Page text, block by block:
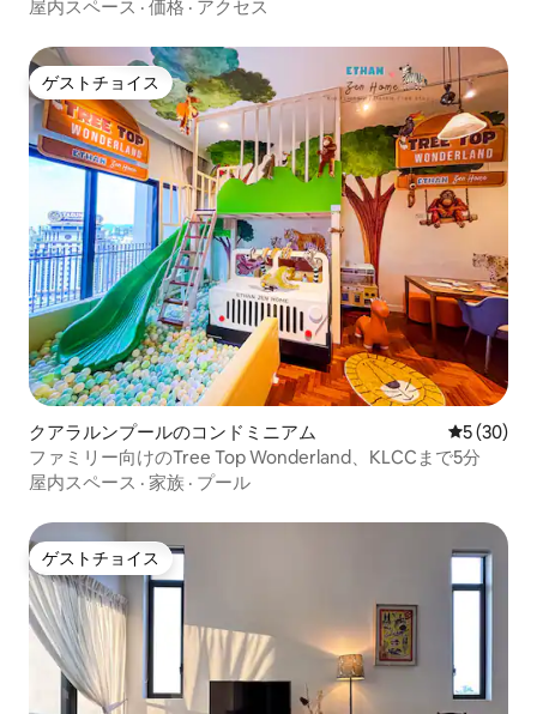
屋内スペース · 価格 · アクセス
ゲストチョイス
ゲストチョイス
クアラルンプールのコンドミニアム レビュー
5 (30)
ファミリー向けのTree Top Wonderland、KLCCまで5分
屋内スペース · 家族 · プール
ゲストチョイス
ゲストチョイス